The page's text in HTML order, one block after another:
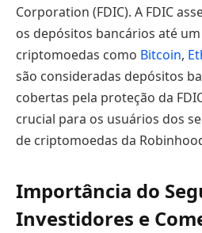
Corporation (FDIC). A FDIC
os depósitos bancários até
criptomoedas como Bitcoin,
são consideradas depósitos
cobertas pela proteção da
crucial para os usuários dos
de criptomoedas da
Importância do
Investidores e